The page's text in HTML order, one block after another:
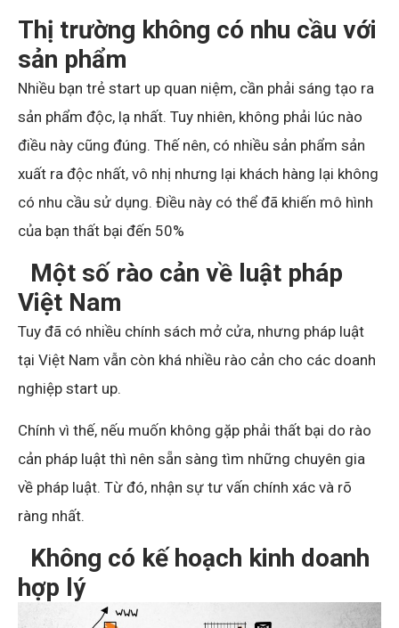
Thị trường không có nhu cầu với
sản phẩm
Nhiều bạn trẻ start up quan niệm, cần phải sáng tạo ra
sản phẩm độc, lạ nhất. Tuy nhiên, không phải lúc nào
điều này cũng đúng. Thế nên, có nhiều sản phẩm sản
xuất ra độc nhất, vô nhị nhưng lại khách hàng lại không
có nhu cầu sử dụng. Điều này có thể đã khiến mô hình
của bạn thất bại đến 50%
Một số rào cản về luật pháp
Việt Nam
Tuy đã có nhiều chính sách mở cửa, nhưng pháp luật
tại Việt Nam vẫn còn khá nhiều rào cản cho các doanh
nghiệp start up.
Chính vì thế, nếu muốn không gặp phải thất bại do rào
cản pháp luật thì nên sẵn sàng tìm những chuyên gia
về pháp luật. Từ đó, nhận sự tư vấn chính xác và rõ
ràng nhất.
Không có kế hoạch kinh doanh
hợp lý